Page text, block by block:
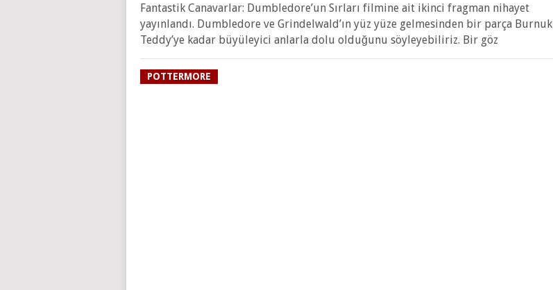
Fantastik Canavarlar: Dumbledore’un Sırları filmine ait ikinci fragman nihayet
yayınlandı. Dumbledore ve Grindelwald’ın yüz yüze gelmesinden bir parça Burnuk
Teddy’ye kadar büyüleyici anlarla dolu olduğunu söyleyebiliriz. Bir göz
POTTERMORE